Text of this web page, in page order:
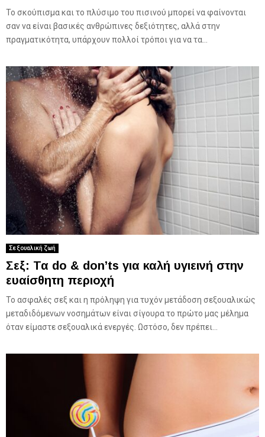
Το σκούπισμα και το πλύσιμο του πισινού μπορεί να φαίνονται
σαν να είναι βασικές ανθρώπινες δεξιότητες, αλλά στην
πραγματικότητα, υπάρχουν πολλοί τρόποι για να τα...
Σεξουαλική ζωή
Σεξ: Τα do & don’ts για καλή υγιεινή στην
ευαίσθητη περιοχή
Το ασφαλές σεξ και η πρόληψη για τυχόν μετάδοση σεξουαλικώς
μεταδιδόμενων νοσημάτων είναι σίγουρα το πρώτο μας μέλημα
όταν είμαστε σεξουαλικά ενεργές. Ωστόσο, δεν πρέπει...